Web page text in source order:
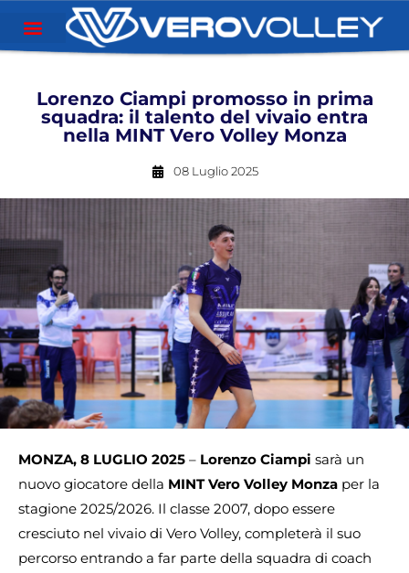
Lorenzo Ciampi promosso in prima
squadra: il talento del vivaio entra
nella MINT Vero Volley Monza
08 Luglio 2025
MONZA, 8 LUGLIO 2025 – Lorenzo Ciampi sarà un
nuovo giocatore della MINT Vero Volley Monza per la
stagione 2025/2026. Il classe 2007, dopo essere
cresciuto nel vivaio di Vero Volley, completerà il suo
percorso entrando a far parte della squadra di coach